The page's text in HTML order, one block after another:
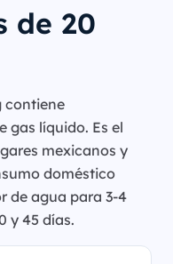
de 20
contiene
gas líquido. Es el
mexicanos y
doméstico
de agua para 3-4
y 45 días.